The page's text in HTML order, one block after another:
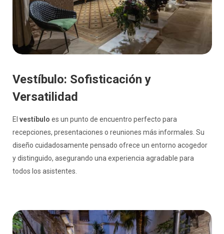
Vestíbulo: Sofisticación y
Versatilidad
El vestíbulo es un punto de encuentro perfecto para
recepciones, presentaciones o reuniones más informales. Su
diseño cuidadosamente pensado ofrece un entorno acogedor
y distinguido, asegurando una experiencia agradable para
todos los asistentes.